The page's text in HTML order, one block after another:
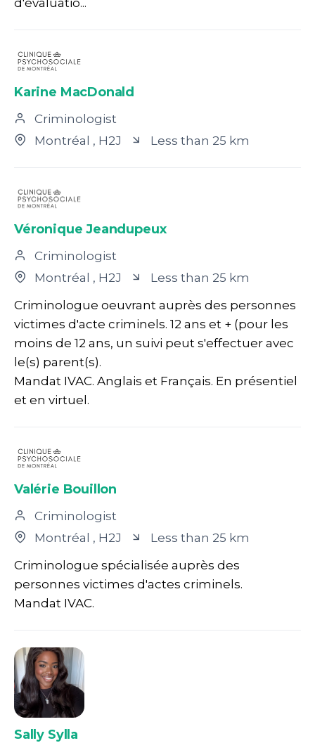
d'évaluatio...
Karine MacDonald
Criminologist
Montréal , H2J Less than 25 km
Véronique Jeandupeux
Criminologist
Montréal , H2J
Less than 25 km
Criminologue oeuvrant auprès des personnes
victimes d'acte criminels. 12 ans et + (pour les
moins de 12 ans, un suivi peut s'effectuer avec
le(s) parent(s).
Mandat IVAC. Anglais et Français. En présentiel
et en virtuel.
Valérie Bouillon
Criminologist
Montréal , H2J
Less than 25 km
Criminologue spécialisée auprès des
personnes victimes d'actes criminels.
Mandat IVAC.
Sally Sylla